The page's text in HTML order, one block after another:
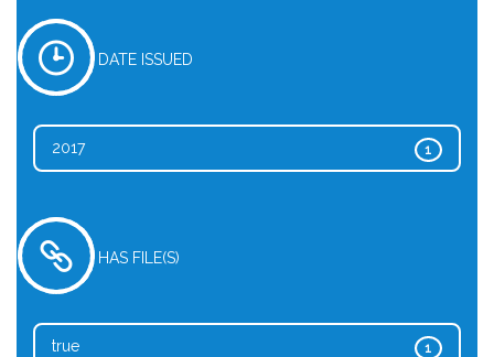
DATE ISSUED
1
2017
HAS FILE(S)
1
true